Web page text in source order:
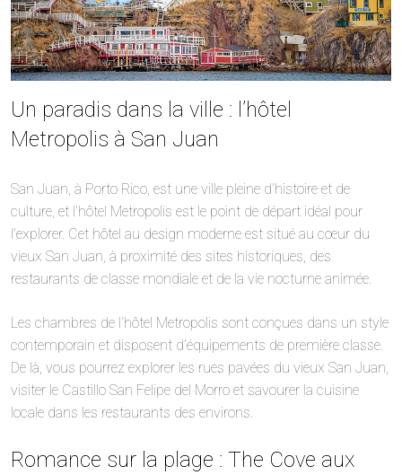
Un paradis dans la ville : l’hôtel
Metropolis à San Juan
San Juan, à Porto Rico, est une ville pleine d’histoire et de
culture, et l’hôtel Metropolis est le point de départ idéal pour
l’explorer. Cet hôtel au design moderne est situé au cœur du
vieux San Juan, à proximité des sites historiques, des
restaurants de classe mondiale et de la vie nocturne animée.
Les chambres de l’hôtel Metropolis sont conçues dans un style
contemporain et disposent d’équipements de première classe.
De là, vous pourrez explorer les rues pavées du vieux San Juan,
visiter le Castillo San Felipe del Morro et savourer la cuisine
locale dans les restaurants des environs.
Romance sur la plage : The Cove aux